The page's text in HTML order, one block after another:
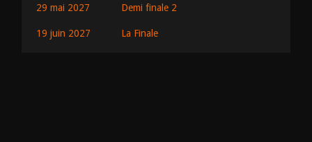
29 mai 2027 Demi finale 2
19 juin 2027 La Finale